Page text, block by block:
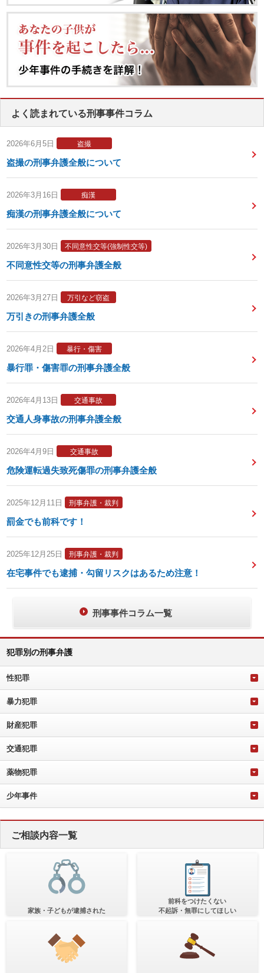
よく読まれている刑事事件コラム
2026年6月5日 盗撮
盗撮の刑事弁護全般について
2026年3月16日 痴漢
痴漢の刑事弁護全般について
2026年3月30日 不同意性交等(強制性交等)
不同意性交等の刑事弁護全般
2026年3月27日 万引など窃盗
万引きの刑事弁護全般
2026年4月2日 暴行・傷害
暴行罪・傷害罪の刑事弁護全般
2026年4月13日 交通事故
交通人身事故の刑事弁護全般
2026年4月9日 交通事故
危険運転過失致死傷罪の刑事弁護全般
2025年12月11日 刑事弁護・裁判
罰金でも前科です！
2025年12月25日 刑事弁護・裁判
在宅事件でも逮捕・勾留リスクはあるため注意！
刑事事件コラム一覧
犯罪別の刑事弁護
性犯罪
暴力犯罪
財産犯罪
交通犯罪
薬物犯罪
少年事件
ご相談内容一覧
家族・子どもが逮捕された
前科をつけたくない
不起訴・無罪にしてほしい